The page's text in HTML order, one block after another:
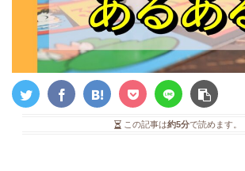
この記事は約5分で読めます。